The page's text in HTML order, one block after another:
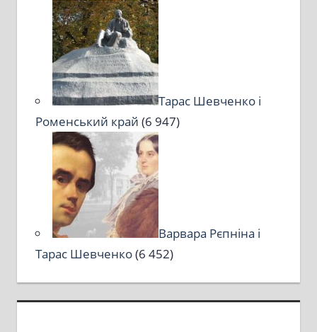
Тарас Шевченко і
Роменський край (6 947)
Варвара Рєпніна і
Тарас Шевченко(6 452)